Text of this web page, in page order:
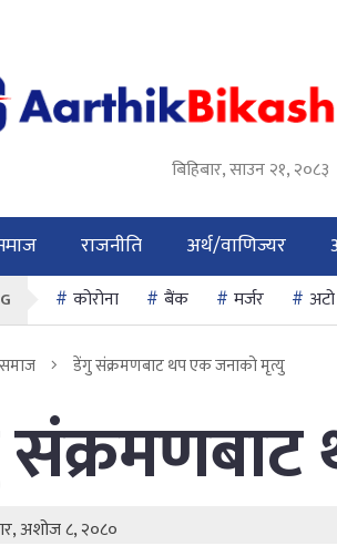
बिहिबार, साउन २१, २०८३
राजनीति अर्थ/वाणिज्यर
कोरोना बैंक मर्जर अटो
समाज डेंगु संक्रमणबाट थप एक जनाको मृत्यु
अशोज ८, २०८०